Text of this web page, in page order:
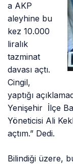
a AKP
aleyhine bu
kez 10.000
liralık
tazminat
davası açtı.
Cingil,
yaptığı
Yenişehir İlçe
Yöneticisi Ali
açtım.” Dedi.
Bilindiği üzere,